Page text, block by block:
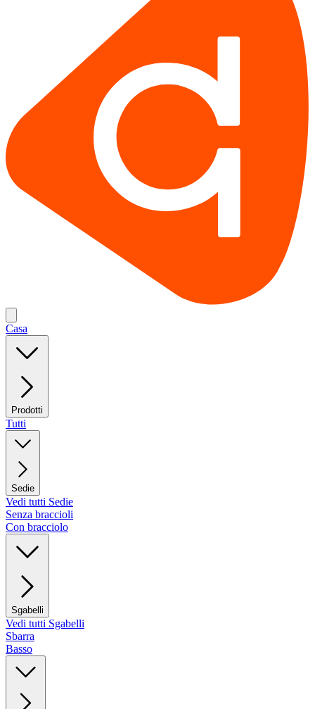
Casa
Prodotti
Tutti
Sedie
Vedi tutti Sedie
Senza braccioli
Con bracciolo
Sgabelli
Vedi tutti Sgabelli
Sbarra
Basso